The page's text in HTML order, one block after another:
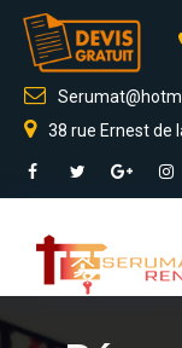
38 rue Ernest de